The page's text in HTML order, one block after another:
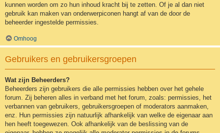
kunnen worden om zo hun inhoud kracht bij te zetten. Of je al dan niet
gebruik kan maken van onderwerpiconen hangt af van de door de
beheerder ingestelde permissies.
Omhoog
Gebruikers en gebruikersgroepen
Wat zijn Beheerders?
Beheerders zijn gebruikers die alle permissies hebben over het gehele
forum. Zij beheren alles in verband met het forum, zoals: permissies, het
verbannen van gebruikers, gebruikersgroepen of moderators aanmaken,
enz. Hun permissies zijn natuurlijk afhankelijk van welke de eigenaar aan
hen heeft toegewezen. Ook afhankelijk van de beslissing van de